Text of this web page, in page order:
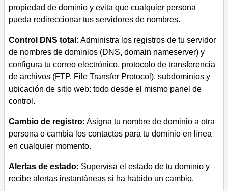
propiedad de dominio y evita que cualquier persona
pueda redireccionar tus servidores de nombres.
Control DNS total: Administra los registros de tu servidor
de nombres de dominios (DNS, domain nameserver) y
configura tu correo electrónico, protocolo de transferencia
de archivos (FTP, File Transfer Protocol), subdominios y
ubicación de sitio web: todo desde el mismo panel de
control.
Cambio de registro: Asigna tu nombre de dominio a otra
persona o cambia los contactos para tu dominio en línea
en cualquier momento.
Alertas de estado: Supervisa el estado de tu dominio y
recibe alertas instantáneas si ha habido un cambio.